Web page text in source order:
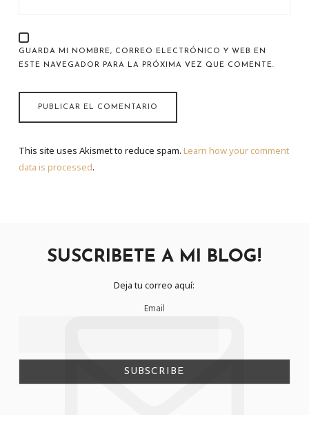
GUARDA MI NOMBRE, CORREO ELECTRÓNICO Y WEB EN
ESTE NAVEGADOR PARA LA PRÓXIMA VEZ QUE COMENTE.
This site uses Akismet to reduce spam. Learn how your comment
data is processed.
SUSCRIBETE A MI BLOG!
Deja tu correo aquí:
Email